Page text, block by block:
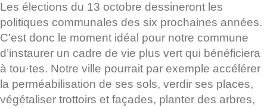
Les élections du 13 octobre dessineront les
politiques communales des six prochaines années.
C'est donc le moment idéal pour notre commune
d’instaurer un cadre de vie plus vert qui bénéficiera
à tou·tes. Notre ville pourrait par exemple accélérer
la perméabilisation de ses sols, verdir ses places,
végétaliser trottoirs et façades, planter des arbres,